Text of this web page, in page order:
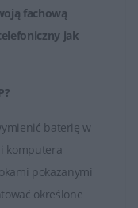
fachową
jak
baterię w
komputera
pokazanymi
określone